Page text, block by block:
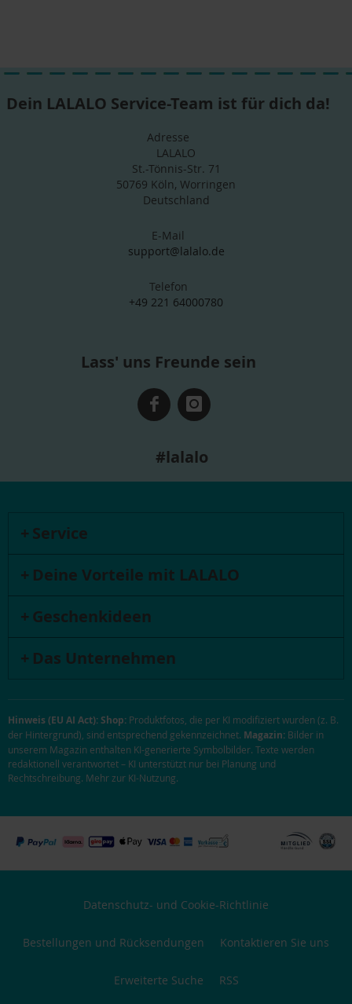
Dein LALALO Service-Team ist für dich da!
Adresse
LALALO
St.-Tönnis-Str. 71
50769 Köln, Worringen
Deutschland
E-Mail
support@lalalo.de
Telefon
+49 221 64000780
Lass' uns Freunde sein
#lalalo
Service
Deine Vorteile mit LALALO
Geschenkideen
Das Unternehmen
Hinweis (EU AI Act):Shop: Produktfotos, die per KI modifiziert wurden (z. B.
der Hintergrund), sind entsprechend gekennzeichnet. Magazin: Bilder in
unserem Magazin enthalten KI-generierte Symbolbilder. Texte werden
redaktionell verantwortet – KI unterstützt nur bei Planung und
Rechtschreibung. Mehr zur KI-Nutzung.
Datenschutz- und Cookie-Richtlinie
Bestellungen und Rücksendungen Kontaktieren Sie uns
Erweiterte Suche RSS